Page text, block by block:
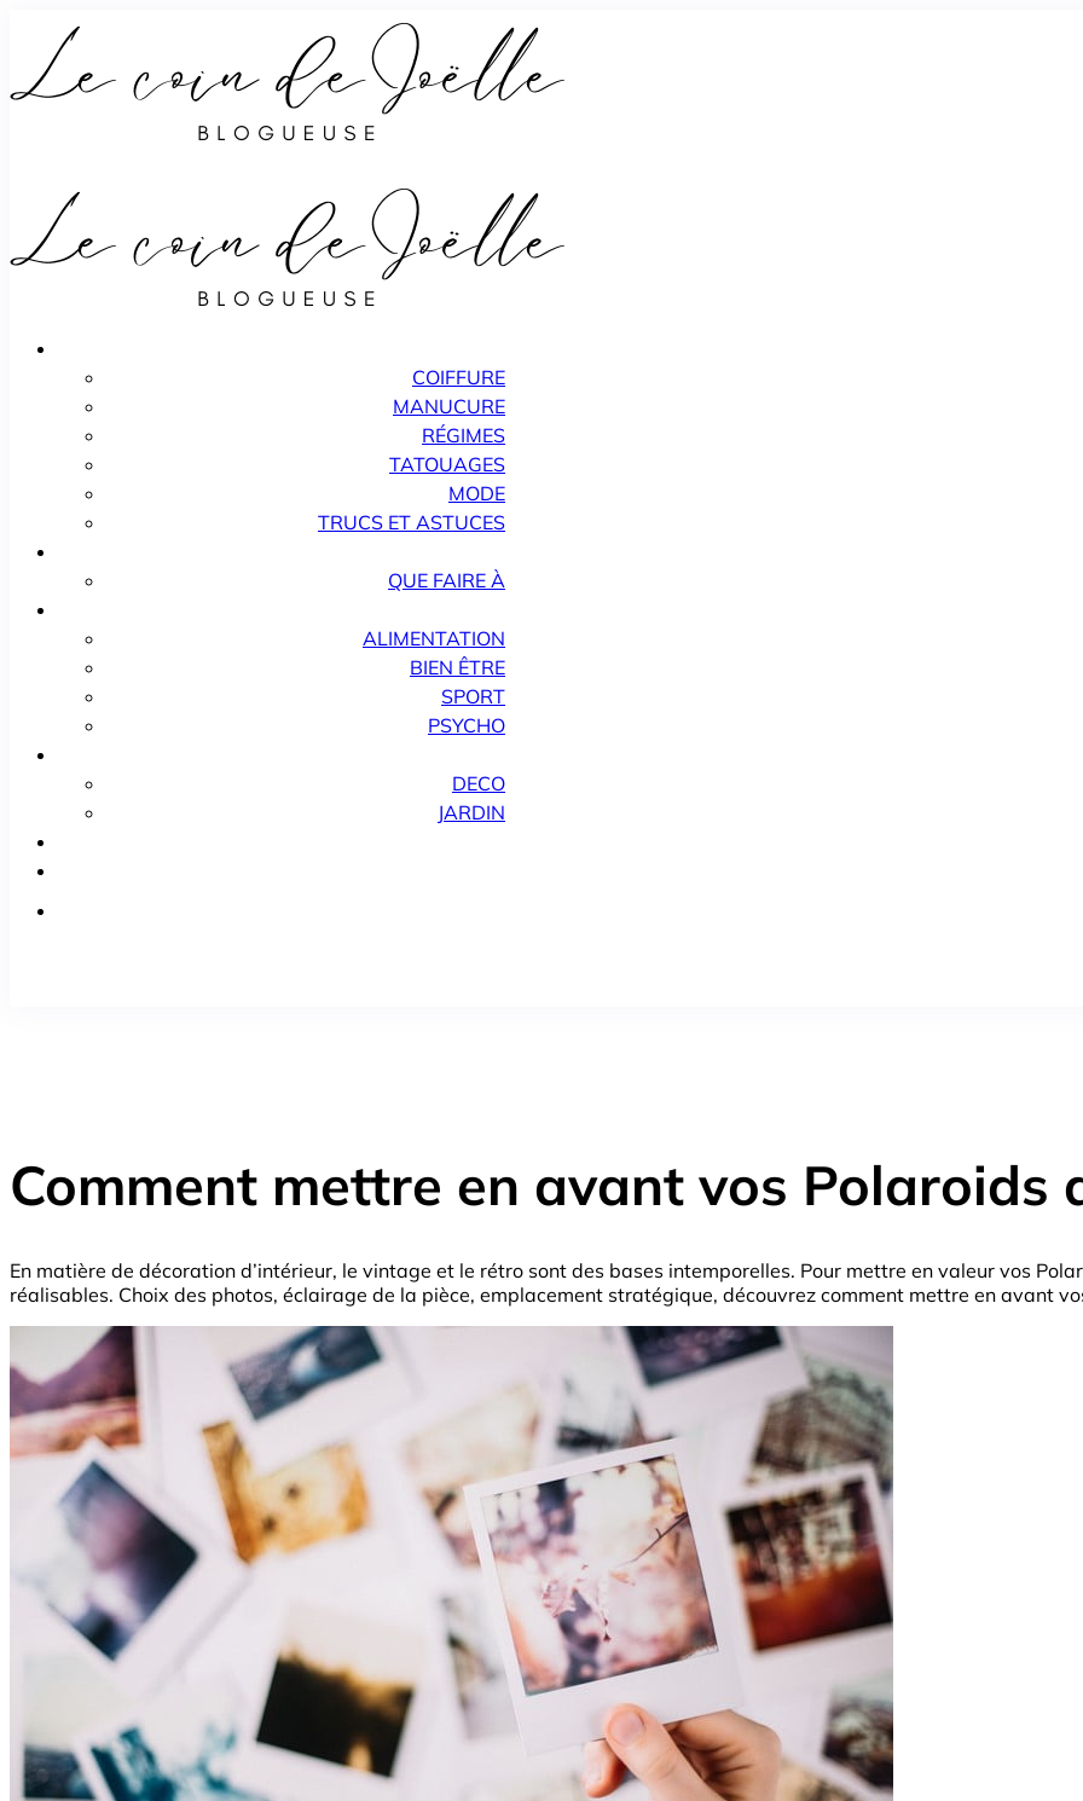
COIFFURE
MANUCURE
RÉGIMES
TATOUAGES
MODE
TRUCS ET ASTUCES
QUE FAIRE À
ALIMENTATION
BIEN ÊTRE
SPORT
PSYCHO
DECO
JARDIN
Comment mettre en avant vos Polaroids
En matière de décoration d’intérieur, le vintage et le rétro sont des bases intemporelles. Pour mettre en valeur vos
réalisables. Choix des photos, éclairage de la pièce, emplacement stratégique, découvrez comment mettre en avant